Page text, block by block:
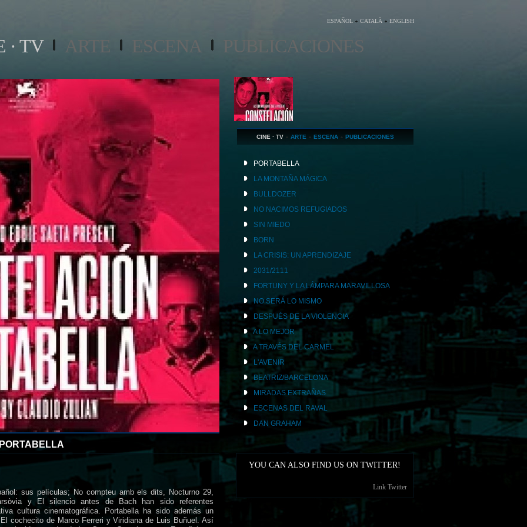
ESPAÑOL CATALÀ ENGLISH
· TV ARTE ESCENA PUBLICACIONES
sus películas; No compteu amb els dits, Nocturno 29,
y El silencio antes de Bach han sido referentes
cultura cinematográfica. Portabella ha sido además un
cochecito de Marco Ferreri y Viridiana de Luis Buñuel. Así
CINE · TV ARTE ESCENA PUBLICACIONES
PORTABELLA
LA MONTAÑA MÁGICA
BULLDOZER
NO NACIMOS REFUGIADOS
SIN MIEDO
BORN
LA CRISIS: UN APRENDIZAJE
2031/2111
FORTUNY Y LA LÁMPARA MARAVILLOSA
NO SERÁ LO MISMO
DESPUÉS DE LA VIOLENCIA
A LO MEJOR
A TRAVÉS DEL CARMEL
L'AVENIR
BEATRIZ/BARCELONA
MIRADAS EXTRAÑAS
ESCENAS DEL RAVAL
DAN GRAHAM
YOU CAN ALSO FIND US ON TWITTER!
Link Twitter